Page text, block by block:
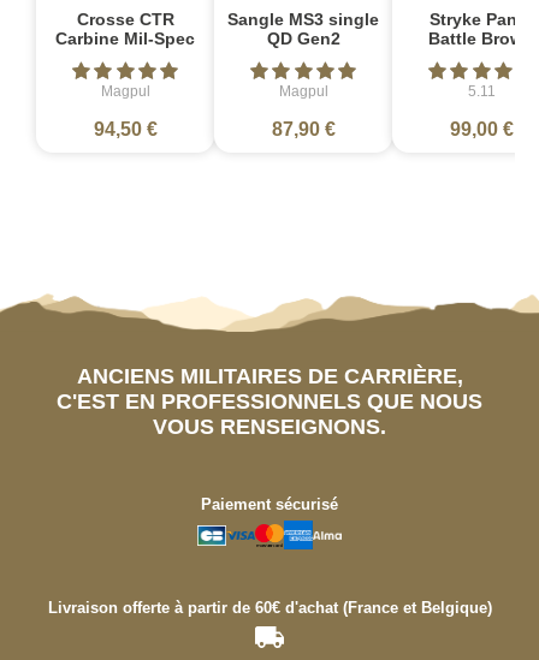
Crosse CTR
Carbine Mil-Spec
Magpul
94,50 €
Sangle MS3 single
QD Gen2
Magpul
87,90 €
Stryke Pant -
Battle Brown
5.11
99,00 €
ANCIENS MILITAIRES DE CARRIÈRE,
C'EST EN PROFESSIONNELS QUE NOUS
VOUS RENSEIGNONS.
Paiement sécurisé
Livraison offerte à partir de 60€ d'achat (France et Belgique)